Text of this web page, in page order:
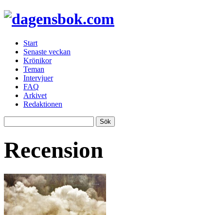
Start
Senaste veckan
Krönikor
Teman
Intervjuer
FAQ
Arkivet
Redaktionen
Recension